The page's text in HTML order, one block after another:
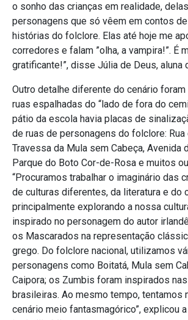
o sonho das crianças em realidade,
personagens que só vêem em contos
histórias do folclore. Elas até hoje me
corredores e falam ”olha, a vampira!”. É
gratificante!”, disse Júlia de Deus, aluna
Outro detalhe diferente do cenário
ruas espalhadas do “lado de fora do
pátio da escola havia placas de
de ruas de personagens do folclore: Rua
Travessa da Mula sem Cabeça, Avenida
Parque do Boto Cor-de-Rosa e muitos
“Procuramos trabalhar o imaginário das
de culturas diferentes, da literatura e do
principalmente explorando a nossa
inspirado no personagem do autor
os Mascarados na representação
grego. Do folclore nacional, utilizamos
personagens como Boitatá, Mula sem
Caipora; os Zumbis foram inspirados
brasileiras. Ao mesmo tempo, tentamos
cenário meio fantasmagórico”, explicou